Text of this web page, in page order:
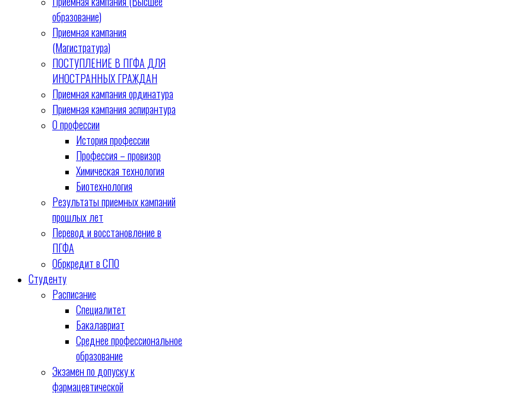
образование)
Приемная кампания
(Магистратура)
ПОСТУПЛЕНИЕ В ПГФА ДЛЯ
ИНОСТРАННЫХ ГРАЖДАН
Приемная кампания ординатура
Приемная кампания аспирантура
О профессии
История профессии
Профессия – провизор
Химическая технология
Биотехнология
Результаты приемных кампаний
прошлых лет
Перевод и восстановление в
ПГФА
Обркредит в СПО
Студенту
Расписание
Специалитет
Бакалавриат
Среднее профессиональное
образование
Экзамен по допуску к
фармацевтической